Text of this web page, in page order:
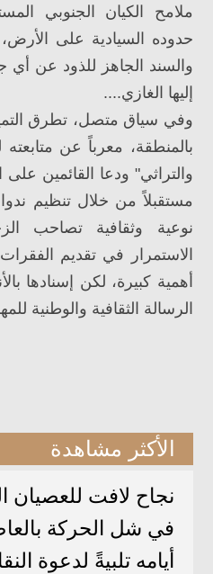
ملامح الكيان الجنوبي
حدوده السيادية على
والسند الجاهز للذود عن أي
إليها الغازي....
وفي سياق متصل، تطرق
بالمنطقة، معرباً عن
والتراثي" ودعا القائمين
مستقبلاً من خلال تنظيم
نوعية وثقافية تصاحب
الاستمرار في تقديم الفقرات
أهمية كبيرة، لكن إسنادها
الرسالة الثقافية والوطنية
الأكثر مشاهدة
نجاح لافت للعصيان
في شل الحركة
أيامه تلبيةً لدعوة